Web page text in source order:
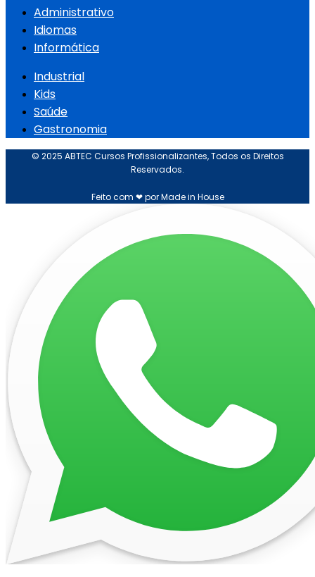
Administrativo
Idiomas
Informática
Industrial
Kids
Saúde
Gastronomia
© 2025 ABTEC Cursos Profissionalizantes, Todos os Direitos
Reservados.
Feito com ❤ por Made in House